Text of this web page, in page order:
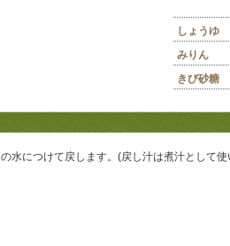
しょうゆ
みりん
きび砂糖
水につけて戻します。(戻し汁は煮汁として使